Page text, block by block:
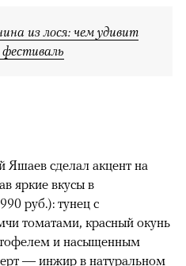
из лося: чем удивит
Яшаев сделал акцент на
яркие вкусы в
руб.): тунец с
томатами, красный окунь
и насыщенным
— инжир в натуральном